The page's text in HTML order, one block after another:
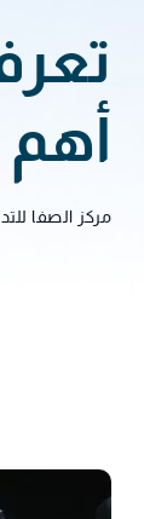
مركز الصفا